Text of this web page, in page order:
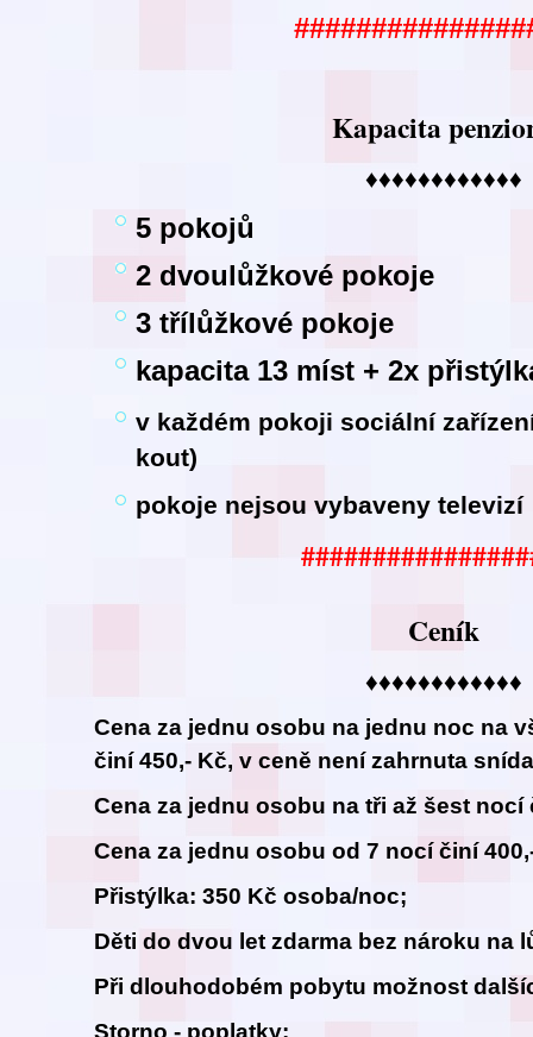
Kapacita
♦♦♦♦♦♦♦♦♦♦♦♦
5 pokojů
2 dvoulůžkové pokoje
3 třílůžkové pokoje
kapacita 13 míst + 2x
v každém pokoji sociální
kout)
pokoje nejsou vybaveny televizí
Ceník
♦♦♦♦♦♦♦♦♦♦♦♦
Cena za jednu osobu na jednu noc na
činí 450,- Kč, v ceně není zahrnuta
Cena za jednu osobu na tři až šest nocí
Cena za jednu osobu od 7 nocí činí
Přistýlka: 350 Kč osoba/noc;
Děti do dvou let zdarma bez nároku na
Při dlouhodobém pobytu možnost
Storno - poplatky: